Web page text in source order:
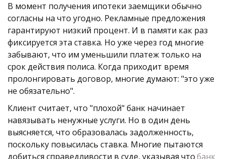
В момент получения ипотеки заемщики обычно
согласны на что угодно. Рекламные предложения
гарантируют низкий процент. И в памяти как раз
фиксируется эта ставка. Но уже через год многие
забывают, что им уменьшили платеж только на
срок действия полиса. Когда приходит время
пролонгировать договор, многие думают: "это уже
не обязательно".
Клиент считает, что "плохой" банк начинает
навязывать ненужные услуги. Но в один день
выясняется, что образовалась задолженность,
поскольку повысилась ставка. Многие пытаются
добиться справедливости в суде, указывая что банк